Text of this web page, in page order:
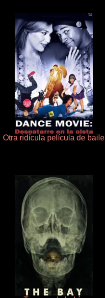
Otra ridícula película de baile